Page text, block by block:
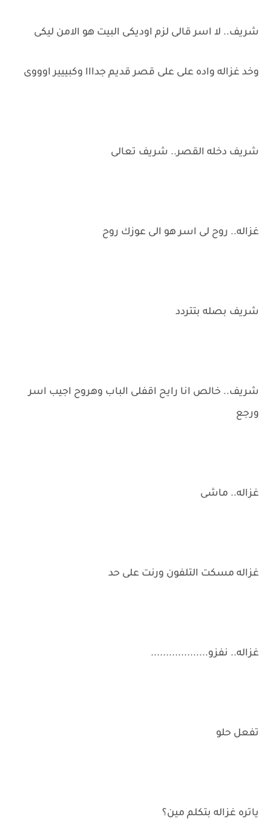
شريف.. لا اسر قالى لزم اوديكى البيت هو الامن ليكى
وخد غزاله واده على على قصر قديم جدااا وكبييير اوووى
شريف دخله القصر.. شريف تعالى
غزاله.. روح لى اسر هو الى عوزك روح
شريف بصله بتتردد
شريف.. خالص انا رايح اقفلى الباب وهروح اجيب اسر
ورجع
غزاله.. ماشى
غزاله مسكت التلفون ورنت على حد
غزاله.. نفزو...................
تفعل حلو
ياتره غزاله بتكلم مين؟